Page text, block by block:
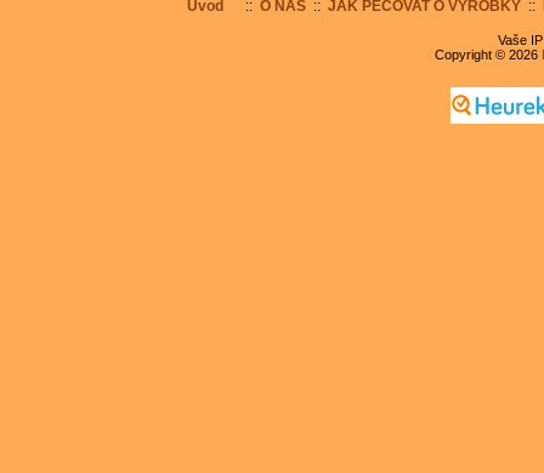
Úvod :: O NÁS:: JAK PEČOVAT O VÝROBKY::
Vaše
Copyright © 2026